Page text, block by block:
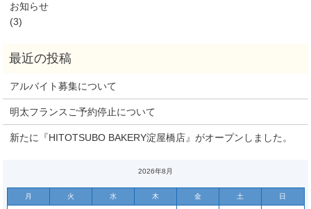
お知らせ
(3)
アルバイト募集について
明太フランスご予約停止について
新たに『HITOTSUBO BAKERY淀屋橋店』がオープンしました。
2026年8月
月 火 水 木 金 土 日